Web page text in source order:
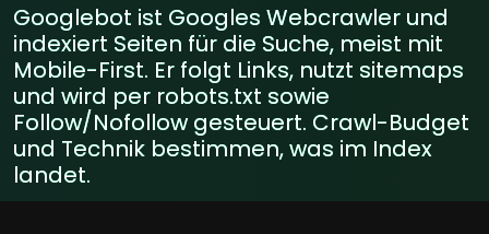
Googlebot ist Googles Webcrawler und
indexiert Seiten für die Suche, meist mit
Mobile-First. Er folgt Links, nutzt sitemaps
und wird per robots.txt sowie
Follow/Nofollow gesteuert. Crawl-Budget
und Technik bestimmen, was im Index
landet.